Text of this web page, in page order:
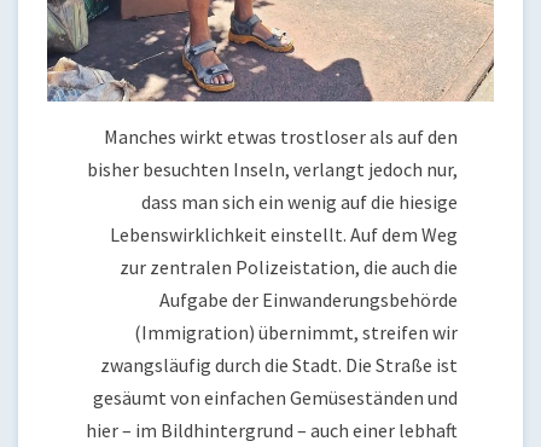
Manches wirkt etwas trostloser als auf den
bisher besuchten Inseln, verlangt jedoch nur,
dass man sich ein wenig auf die hiesige
Lebenswirklichkeit einstellt. Auf dem Weg
zur zentralen Polizeistation, die auch die
Aufgabe der Einwanderungsbehörde
(Immigration) übernimmt, streifen wir
zwangsläufig durch die Stadt. Die Straße ist
gesäumt von einfachen Gemüseständen und
hier – im Bildhintergrund – auch einer lebhaft